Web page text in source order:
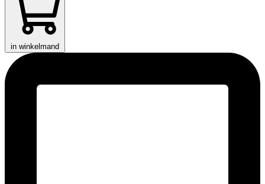
in winkelmand